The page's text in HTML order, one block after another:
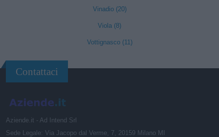
Vinadio (20)
Viola (8)
Vottignasco (11)
Contattaci
Aziende.it - Ad Intend Srl
Sede Legale: Via Jacopo dal Verme, 7, 20159 Milano MI